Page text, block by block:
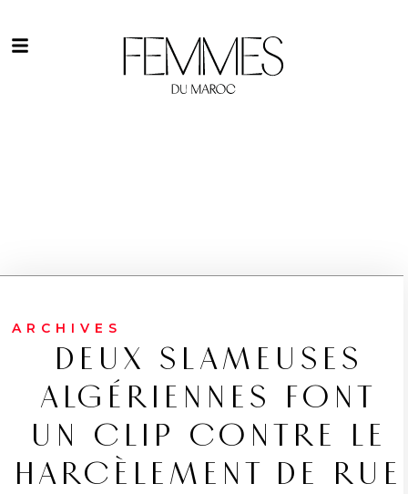
ARCHIVES
DEUX SLAMEUSES
ALGÉRIENNES FONT
UN CLIP CONTRE LE
HARCÈLEMENT DE RUE